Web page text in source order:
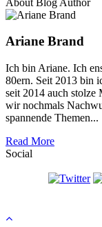
Ariane Brand
Ich bin Ariane. Ich
80ern. Seit 2013 bin
seit 2014 auch stolze
wir nochmals
spannende Themen...
Read More
Social